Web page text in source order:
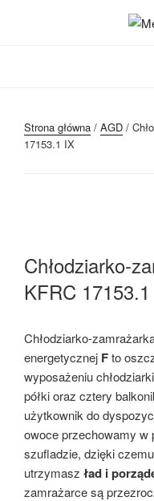
Strona główna / AGD /
17153.1 IX
Chłodziarko-
KFRC
Chłodziarko-
energetycznej Fto
wyposażeniu
półki oraz cztery
użytkownik do
owoce przechowamy w
szufladzie, dzięki
utrzymasz ład i
zamrażarce są